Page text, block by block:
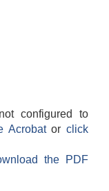
configured to
Acrobatorclick
the PDF